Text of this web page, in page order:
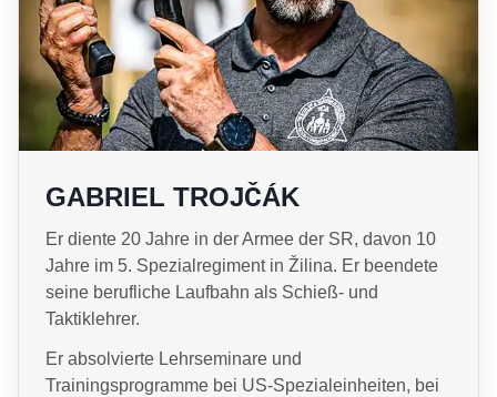
GABRIEL TROJČÁK
Er diente 20 Jahre in der Armee der SR, davon 10
Jahre im 5. Spezialregiment in Žilina. Er beendete
seine berufliche Laufbahn als Schieß- und
Taktiklehrer.
Er absolvierte Lehrseminare und
Trainingsprogramme bei US-Spezialeinheiten, bei